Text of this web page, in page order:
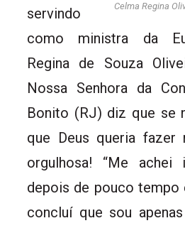
Celma Regina
servindo
como ministra da
Regina de Souza
Nossa Senhora da
Bonito (RJ) diz que se
que Deus queria fazer
orgulhosa! “Me achei
depois de pouco tempo
concluí que sou